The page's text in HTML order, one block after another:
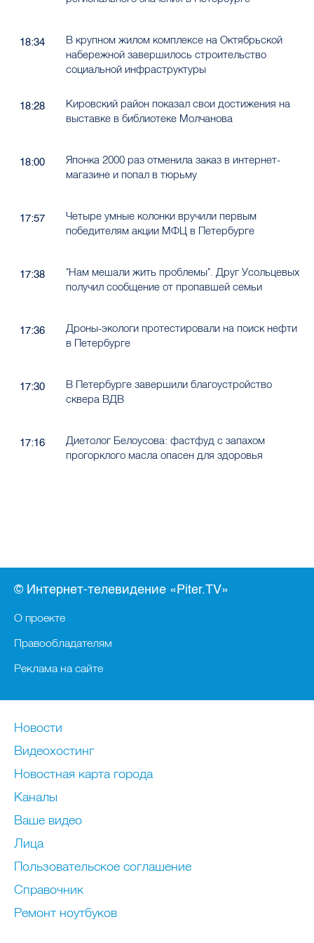
18:34
В крупном жилом комплексе на Октябрьской
набережной завершилось строительство
социальной инфраструктуры
18:28
Кировский район показал свои достижения на
выставке в библиотеке Молчанова
18:00
Японка 2000 раз отменила заказ в интернет-
магазине и попал в тюрьму
17:57
Четыре умные колонки вручили первым
победителям акции МФЦ в Петербурге
17:38
"Нам мешали жить проблемы". Друг Усольцевых
получил сообщение от пропавшей семьи
17:36
Дроны-экологи протестировали на поиск нефти
в Петербурге
17:30
В Петербурге завершили благоустройство
сквера ВДВ
17:16
Диетолог Белоусова: фастфуд с запахом
прогорклого масла опасен для здоровья
© Интернет-телевидение «Piter.TV»
О проекте
Правообладателям
Реклама на сайте
Новости
Видеохостинг
Новостная карта города
Каналы
Ваше видео
Лица
Пользовательское соглашение
Справочник
Ремонт нoутбуков